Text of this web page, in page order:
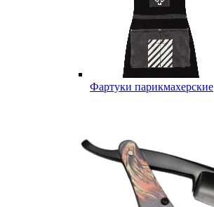
Фартуки парикмахерские